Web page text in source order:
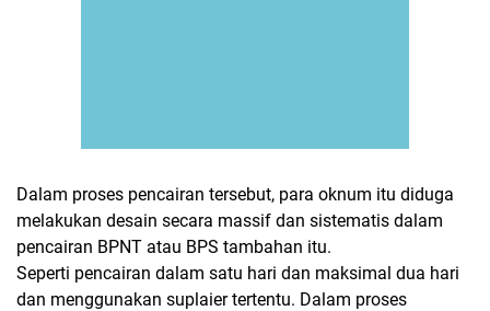
Dalam proses pencairan tersebut, para oknum itu diduga
melakukan desain secara massif dan sistematis dalam
pencairan BPNT atau BPS tambahan itu.
Seperti pencairan dalam satu hari dan maksimal dua hari
dan menggunakan suplaier tertentu. Dalam proses